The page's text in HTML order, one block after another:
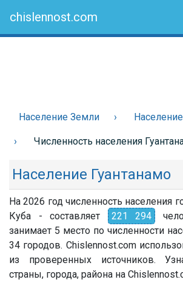
chislennost.com
Население Земли
Численность населения
Население Гуантанамо
На 2026 год численность населения
Куба - составляет
221 294
занимает 5 место по численности
34 городов. Chislennost.com
из проверенных источников.
страны, города, района на